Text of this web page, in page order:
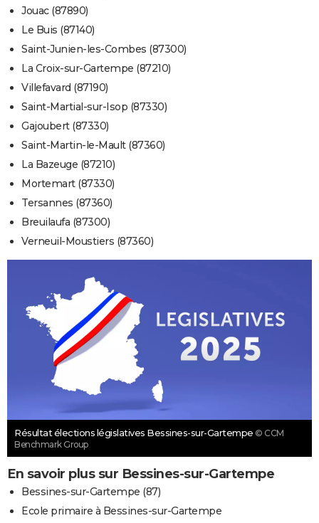
Jouac (87890)
Le Buis (87140)
Saint-Junien-les-Combes (87300)
La Croix-sur-Gartempe (87210)
Villefavard (87190)
Saint-Martial-sur-Isop (87330)
Gajoubert (87330)
Saint-Martin-le-Mault (87360)
La Bazeuge (87210)
Mortemart (87330)
Tersannes (87360)
Breuilaufa (87300)
Verneuil-Moustiers (87360)
Résultat élections législatives Bessines-sur-Gartempe © CCM
Benchmark Group
En savoir plus sur Bessines-sur-Gartempe
Bessines-sur-Gartempe (87)
Ecole primaire à Bessines-sur-Gartempe